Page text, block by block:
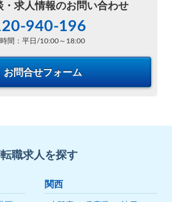
求人情報のお問い合わせ
940-196
間：平日/10:00～18:00
お問合せフォーム
職求人を探す
関西